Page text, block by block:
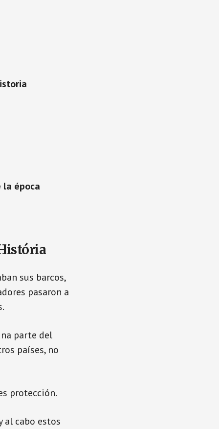
la época
sus barcos,
pasaron a
parte del
países, no
protección.
al cabo estos